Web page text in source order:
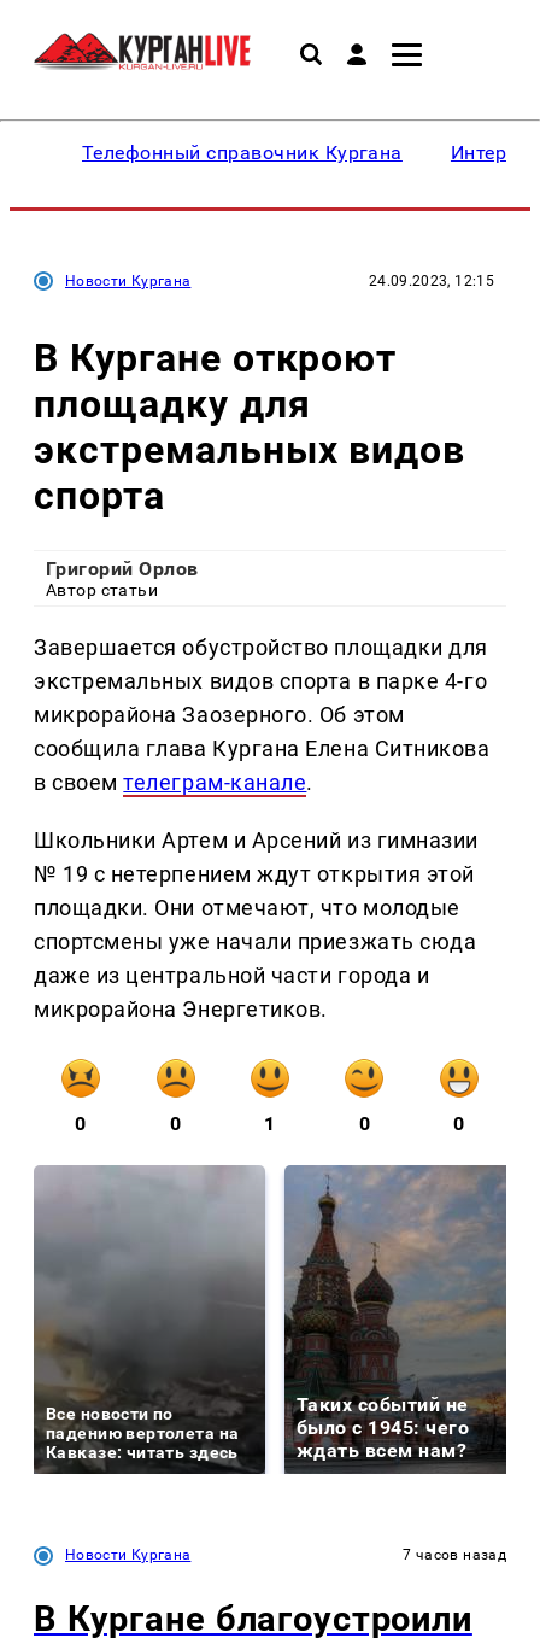
Телефонный справочник Кургана
Новости Кургана 24.09.2023, 12:15
В Кургане откроют
площадку для
экстремальных видов
спорта
Григорий Орлов
Автор статьи
Завершается обустройство площадки для
экстремальных видов спорта в парке 4-го
микрорайона Заозерного. Об этом
сообщила глава Кургана Елена Ситникова
в своемтелеграм-канале.
Школьники Артем и Арсений из гимназии
№ 19 с нетерпением ждут открытия этой
площадки. Они отмечают, что молодые
спортсмены уже начали приезжать сюда
даже из центральной части города и
микрорайона Энергетиков.
0 0 1 0 0
Все новости по
падению вертолета на
Кавказе: читать здесь
Таких событий не
было с 1945: чего
ждать всем нам?
Новости Кургана 7 часов назад
В Кургане благоустроили